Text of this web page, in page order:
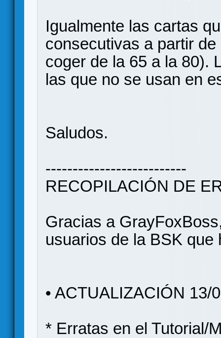
Igualmente las cartas
consecutivas a partir
coger de la 65 a la 80).
las que no se usan en
Saludos.
--------------------------
RECOPILACIÓN DE
Gracias a
usuarios de la BSK
• ACTUALIZACIÓN 13/
* Erratas en el Tutorial/